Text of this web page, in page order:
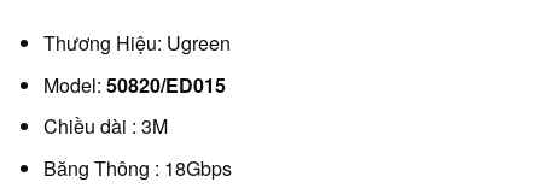
Thương Hiệu: Ugreen
Model: 50820/ED015
Chiều dài : 3M
Băng Thông : 18Gbps